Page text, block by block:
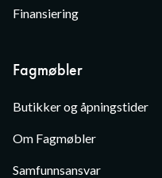
Finansiering
Fagmøbler
Butikker og åpningstider
Om Fagmøbler
Samfunnsansvar